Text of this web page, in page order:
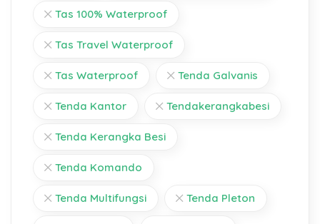
Tas 100% Waterproof
Tas Travel Waterproof
Tas Waterproof Tenda Galvanis
Tenda Kantor Tendakerangkabesi
Tenda Kerangka Besi
Tenda Komando
Tenda Multifungsi Tenda Pleton